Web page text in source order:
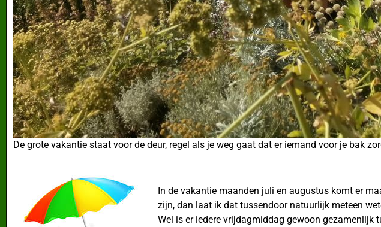
De grote vakantie staat voor de deur, regel als je weg gaat dat er iemand voor je bak
In de vakantie maanden juli en augustus komt er
zijn, dan laat ik dat tussendoor natuurlijk meteen
Wel is er iedere vrijdagmiddag gewoon